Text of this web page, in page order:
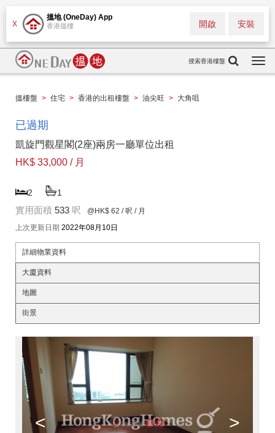
X
搵地 (OneDay) App
香港搵樓 安裝
開啟
搜索香港樓盤
搵樓盤 > 住宅 > 香港的出租樓盤 > 油尖旺 > 大角咀
已過期
凱旋門觀星閣(2座)兩房一廳單位出租
HK$ 33,000 / 月
2 1
實用面積 533 呎 @HK$ 62 / 呎 / 月
上次更新日期 2022年08月10日
詳細物業資料
大廈資料
地圖
街景
< >